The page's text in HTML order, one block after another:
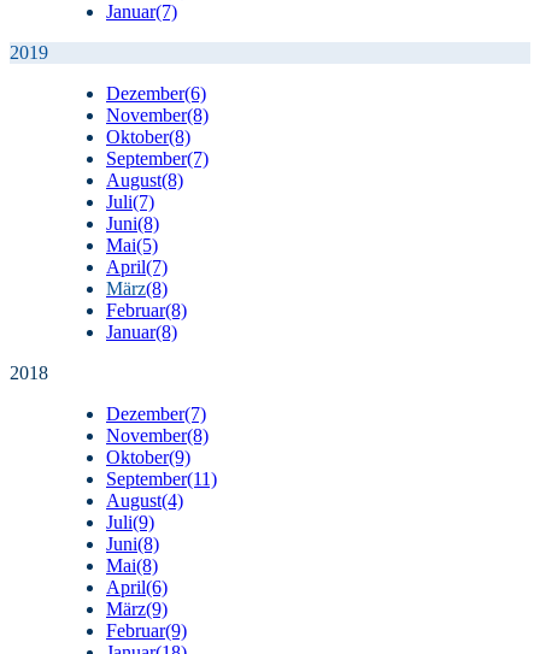
Januar(7)
2019
Dezember(6)
November(8)
Oktober(8)
September(7)
August(8)
Juli(7)
Juni(8)
Mai(5)
April(7)
März(8)
Februar(8)
Januar(8)
2018
Dezember(7)
November(8)
Oktober(9)
September(11)
August(4)
Juli(9)
Juni(8)
Mai(8)
April(6)
März(9)
Februar(9)